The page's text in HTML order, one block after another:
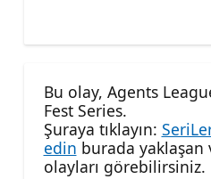
Bu olay, Agents
Fest Series.
Şuraya tıklayın:
edin burada yaklaşan
olayları görebilirsiniz.